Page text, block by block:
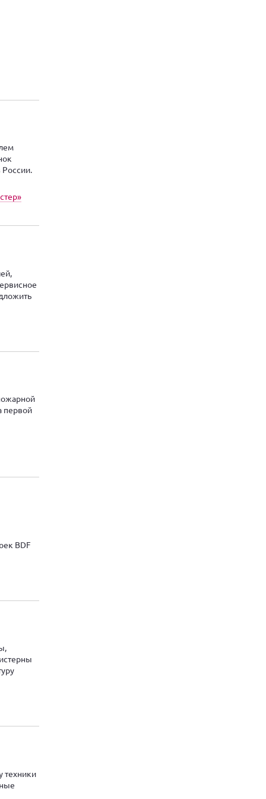
первой
BDF
техники